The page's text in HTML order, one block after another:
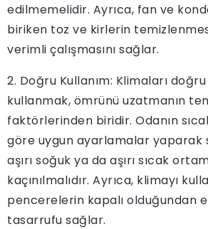
edilmemelidir. Ayrıca, fan ve
biriken toz ve kirlerin
verimli çalışmasını sağlar.
2. Doğru Kullanım: Klimaları
kullanmak, ömrünü uzatmanın
faktörlerinden biridir. Odanın
göre uygun ayarlamalar yaparak
aşırı soğuk ya da aşırı sıcak
kaçınılmalıdır. Ayrıca, klimayı
pencerelerin kapalı olduğundan
tasarrufu sağlar.